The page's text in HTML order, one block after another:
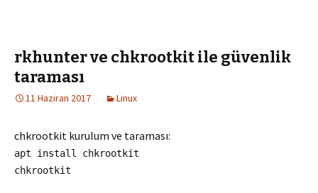
rkhunter ve chkrootkit ile güvenlik
taraması
11 Haziran 2017 Linux
chkrootkit kurulum ve taraması:
apt install chkrootkit
chkrootkit